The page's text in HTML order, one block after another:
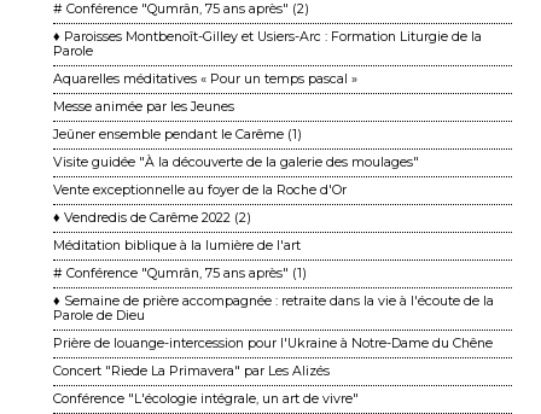
# Conférence "Qumrân, 75 ans après" (2)
♦ Paroisses Montbenoît-Gilley et Usiers-Arc : Formation Liturgie de la
Parole
Aquarelles méditatives « Pour un temps pascal »
Messe animée par les Jeunes
Jeûner ensemble pendant le Carême (1)
Visite guidée "À la découverte de la galerie des moulages"
Vente exceptionnelle au foyer de la Roche d'Or
♦ Vendredis de Carême 2022 (2)
Méditation biblique à la lumière de l'art
# Conférence "Qumrân, 75 ans après" (1)
♦ Semaine de prière accompagnée : retraite dans la vie à l'écoute de la
Parole de Dieu
Prière de louange-intercession pour l'Ukraine à Notre-Dame du Chêne
Concert "Riede La Primavera" par Les Alizés
Conférence "L'écologie intégrale, un art de vivre"